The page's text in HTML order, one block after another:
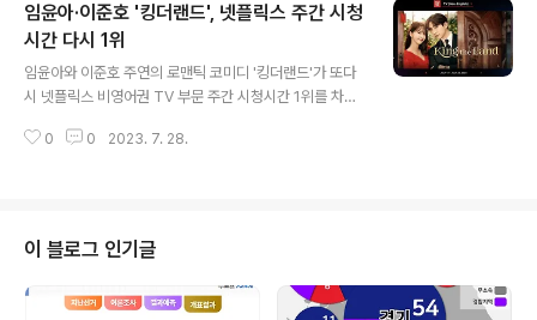
임윤아·이준호 '킹더랜드', 넷플릭스 주간 시청
시간 다시 1위
임윤아와 이준호 주연의 로맨틱 코미디 '킹더랜드'가 또다
시 넷플릭스 비영어권 TV 부문 주간 시청시간 1위를 차지
이준호 '킹더랜드', 넷플릭스 주간 시청시간 다시 1위 | 연합
플릭스 주간 차트 - 한국] 시청률끝판왕 - TV 시청률 - G
oogle Play 앱 일간 / 주간 / 역대 TV 시청률 순위 play.
google.com
0 0 2023. 7. 28.
이 블로그 인기글